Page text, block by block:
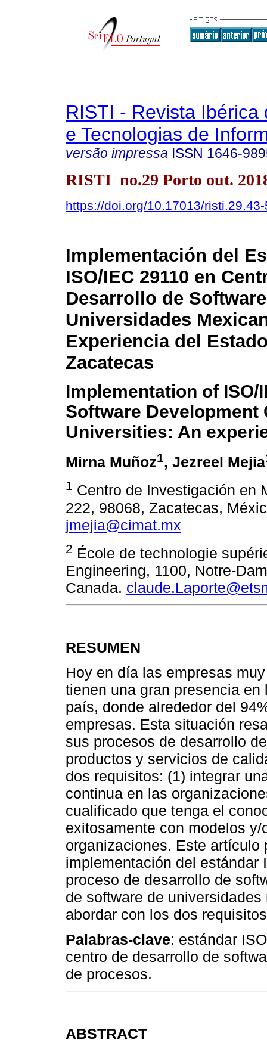
RISTI - Revista Ibérica
e Tecnologias de
versão impressa ISSN 1646-
RISTI no.29 Porto out.
https://doi.org/10.17013/
Implementación del
ISO/IEC 29110 en
Desarrollo de
Universidades
Experiencia del
Zacatecas
Implementation of ISO/
Software
Universities: An
Mirna Muñoz1, Jezreel Mejia
1 Centro de Investigación en
222, 98068, Zacatecas,
jmejia@cimat.mx
2 École de technologie
Engineering, 1100, Notre-
Canada.
RESUMEN
Hoy en día las empresas
tienen una gran presencia
país, donde alrededor del
empresas. Esta situación
sus procesos de desarrollo
productos y servicios de
dos requisitos: (1) integrar
continua en las
cualificado que tenga el
exitosamente con modelos
organizaciones. Este
implementación del estándar
proceso de desarrollo de
de software de
abordar con los dos
Palabras-clave: estándar
centro de desarrollo de
de procesos.
ABSTRACT